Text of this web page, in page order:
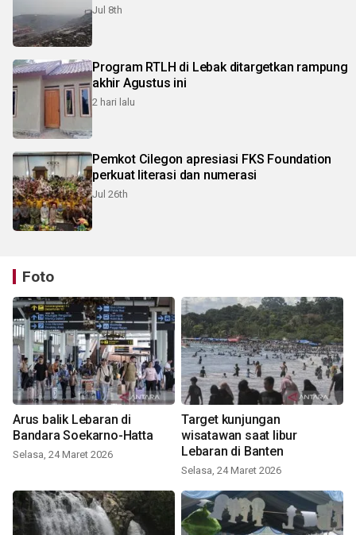
Jul 8th
Program RTLH di Lebak ditargetkan rampung
akhir Agustus ini
2 hari lalu
Pemkot Cilegon apresiasi FKS Foundation
perkuat literasi dan numerasi
Jul 26th
Foto
Arus balik Lebaran di
Bandara Soekarno-Hatta
Selasa, 24 Maret 2026
Target kunjungan
wisatawan saat libur
Lebaran di Banten
Selasa, 24 Maret 2026